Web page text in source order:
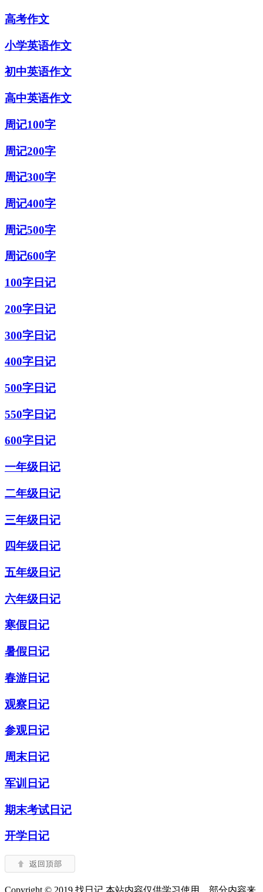
高考作文
小学英语作文
初中英语作文
高中英语作文
周记100字
周记200字
周记300字
周记400字
周记500字
周记600字
100字日记
200字日记
300字日记
400字日记
500字日记
550字日记
600字日记
一年级日记
二年级日记
三年级日记
四年级日记
五年级日记
六年级日记
寒假日记
暑假日记
春游日记
观察日记
参观日记
周末日记
军训日记
期末考试日记
开学日记
Copyright © 2019 找日记 本站内容仅供学习使用，部分内容来